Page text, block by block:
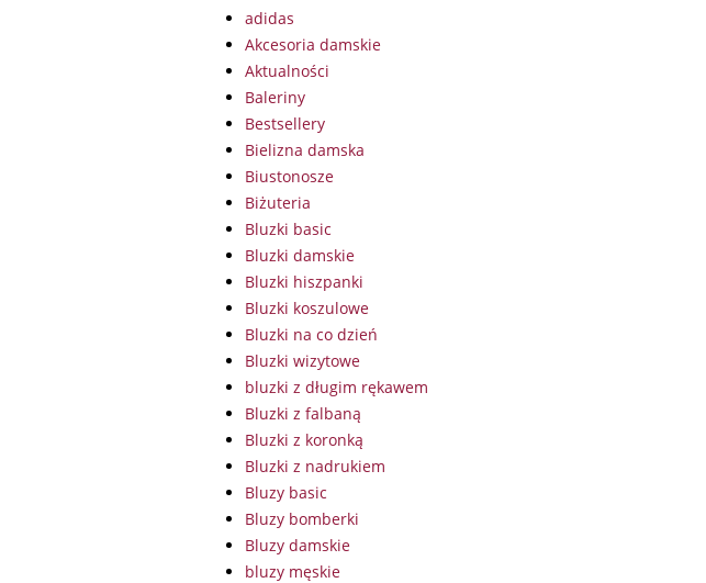
adidas
Akcesoria damskie
Aktualności
Baleriny
Bestsellery
Bielizna damska
Biustonosze
Biżuteria
Bluzki basic
Bluzki damskie
Bluzki hiszpanki
Bluzki koszulowe
Bluzki na co dzień
Bluzki wizytowe
bluzki z długim rękawem
Bluzki z falbaną
Bluzki z koronką
Bluzki z nadrukiem
Bluzy basic
Bluzy bomberki
Bluzy damskie
bluzy męskie